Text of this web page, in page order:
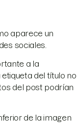
aparece un
sociales.
a la
del título no
del post podrían
de la imagen